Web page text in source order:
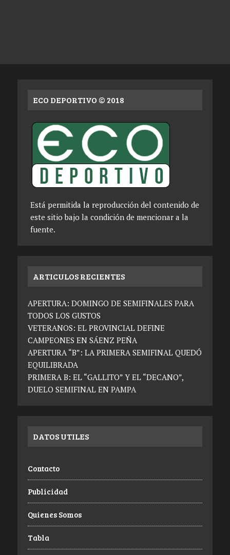
ECO DEPORTIVO © 2018
Está permitida la reproducción del contenido de
este sitio bajo la condición de mencionar a la
fuente.
ARTICULOS RECIENTES
APERTURA: DOMINGO DE SEMIFINALES PARA
TODOS LOS GUSTOS
VETERANOS: EL PROVINCIAL DEFINE
CAMPEONES EN SÁENZ PEÑA
APERTURA “B”: LA PRIMERA SEMIFINAL QUEDÓ
EQUILIBRADA
PRIMERA B: EL “GALLITO” Y EL “DECANO”,
DUELO SEMIFINAL EN PAMPA
DATOS UTILES
Contacto
Publicidad
Quienes Somos
Tabla